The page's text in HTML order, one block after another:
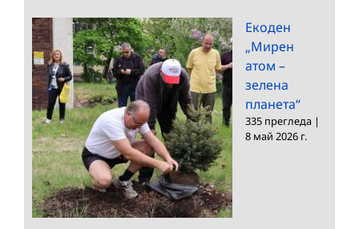
Екоден
„Мирен
атом –
зелена
планета“
335 прегледа |
8 май 2026 г.